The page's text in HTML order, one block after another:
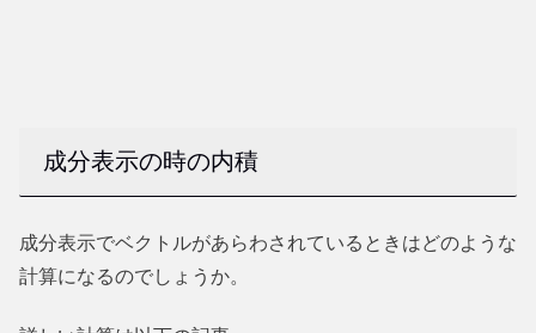
成分表示の時の内積
成分表示でベクトルがあらわされているときはどのような
計算になるのでしょうか。